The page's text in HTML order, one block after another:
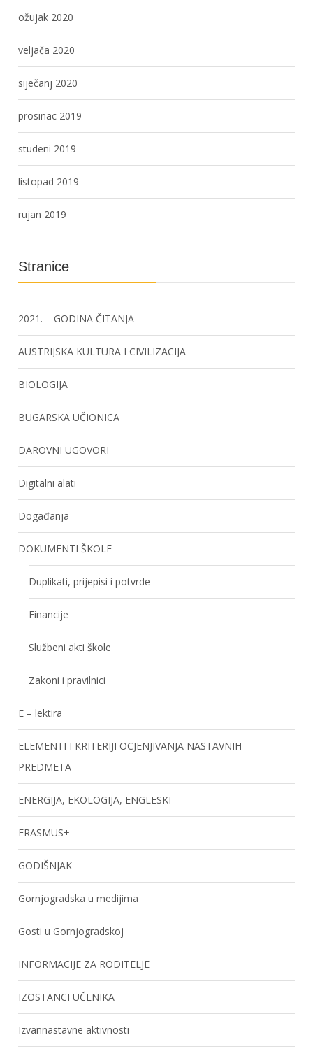
ožujak 2020
veljača 2020
siječanj 2020
prosinac 2019
studeni 2019
listopad 2019
rujan 2019
Stranice
2021. – GODINA ČITANJA
AUSTRIJSKA KULTURA I CIVILIZACIJA
BIOLOGIJA
BUGARSKA UČIONICA
DAROVNI UGOVORI
Digitalni alati
Događanja
DOKUMENTI ŠKOLE
Duplikati, prijepisi i potvrde
Financije
Službeni akti škole
Zakoni i pravilnici
E – lektira
ELEMENTI I KRITERIJI OCJENJIVANJA NASTAVNIH
PREDMETA
ENERGIJA, EKOLOGIJA, ENGLESKI
ERASMUS+
GODIŠNJAK
Gornjogradska u medijima
Gosti u Gornjogradskoj
INFORMACIJE ZA RODITELJE
IZOSTANCI UČENIKA
Izvannastavne aktivnosti